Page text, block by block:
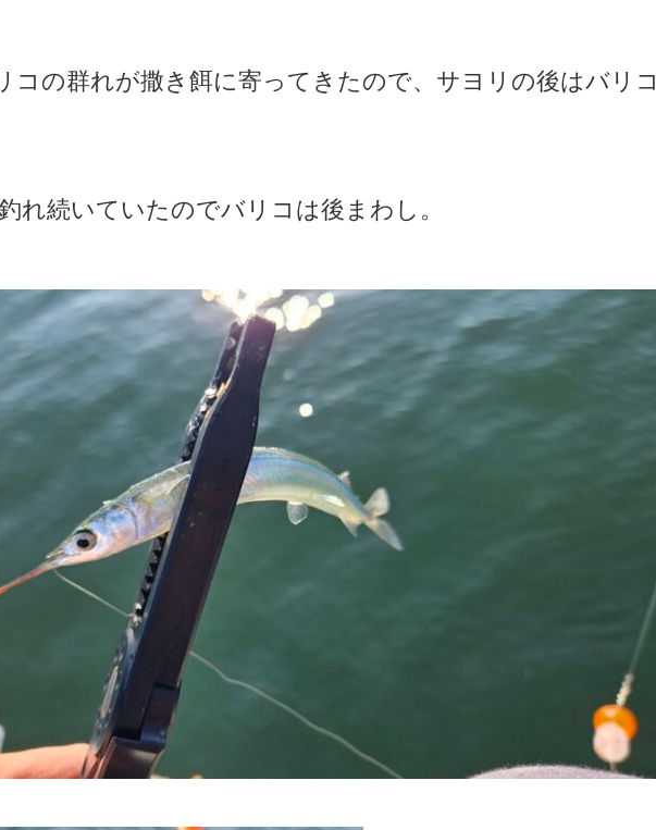
コの群れが撒き餌に寄ってきたので、サヨリの後はバリコ
れ続いていたのでバリコは後まわし。